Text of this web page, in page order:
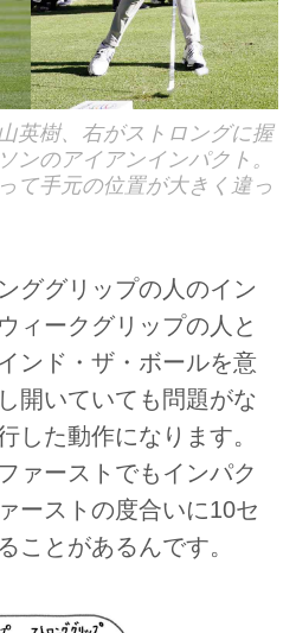
英樹、右がストロングに握
ンのアイアンインパクト。
て手元の位置が大きく違っ
ググリップの人のイン
ィークグリップの人と
ンド・ザ・ボールを意
開いていても問題がな
した動作になります。
ァーストでもインパク
ーストの度合いに10セ
ことがあるんです。